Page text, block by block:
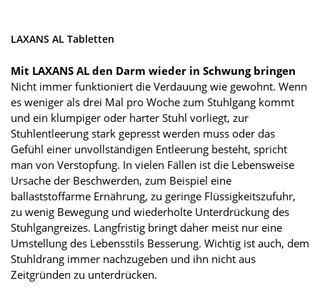
LAXANS AL Tabletten
Mit LAXANS AL den Darm wieder in Schwung bringen
Nicht immer funktioniert die Verdauung wie gewohnt. Wenn
es weniger als drei Mal pro Woche zum Stuhlgang kommt
und ein klumpiger oder harter Stuhl vorliegt, zur
Stuhlentleerung stark gepresst werden muss oder das
Gefühl einer unvollständigen Entleerung besteht, spricht
man von Verstopfung. In vielen Fällen ist die Lebensweise
Ursache der Beschwerden, zum Beispiel eine
ballaststoffarme Ernährung, zu geringe Flüssigkeitszufuhr,
zu wenig Bewegung und wiederholte Unterdrückung des
Stuhlgangreizes. Langfristig bringt daher meist nur eine
Umstellung des Lebensstils Besserung. Wichtig ist auch, dem
Stuhldrang immer nachzugeben und ihn nicht aus
Zeitgründen zu unterdrücken.